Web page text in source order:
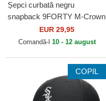
Șepci curbată negru
snapback 9FORTY M-Crown
Player Replica de Chicago
White Sox MLB de New Era
EUR 29,95
Comandă-l 10 - 12 august
COPIL